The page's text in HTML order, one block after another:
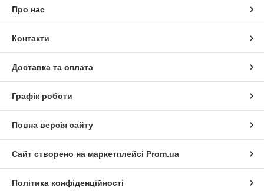
Про нас
Контакти
Доставка та оплата
Графік роботи
Повна версія сайту
Сайт створено на маркетплейсі Prom.ua
Політика конфіденційності